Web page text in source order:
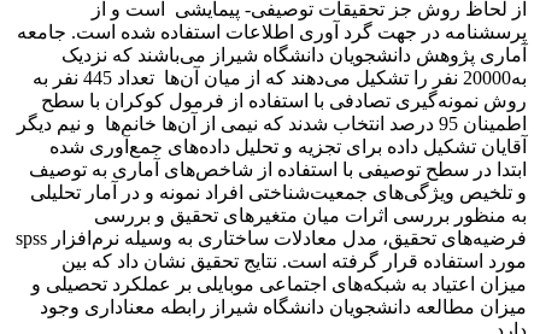
از لحاظ روش جز تحقیقات توصیفی- پیمایشی است و از
پرسشنامه در جهت گرد آوری اطلاعات استفاده شده است. جامعه
آماری پژوهش دانشجویان دانشگاه شیراز می‌باشند که نزدیک
به20000 نفر را تشکیل می‌دهند که از میان آن‌ها تعداد 445 نفر به
روش نمونه‌گیری تصادفی با استفاده از فرمول کوکران با سطح
اطمینان 95 درصد انتخاب شدند که نیمی از آن‌ها خانم‌ها و نیم دیگر
آقایان تشکیل داده برای تجزیه و تحلیل داده‌های جمع‌آوری شده
ابتدا در سطح توصیفی با استفاده از شاخص‌های آماری به توصیف
و تلخیص ویژگی‌های جمعیت‌شناختی افراد نمونه و در آمار تحلیلی
به منظور بررسی اثرات میان متغیرهای تحقیق و بررسی
فرضیه‌های تحقیق، مدل معادلات ساختاری به وسیله نرم‌افزار spss
مورد استفاده قرار گرفته است. نتایج تحقیق نشان داد که بین
میزان اعتیاد به شبکه‌های اجتماعی موبایلی بر عملکرد تحصیلی و
میزان مطالعه دانشجویان دانشگاه شیراز رابطه معناداری وجود
دارد.